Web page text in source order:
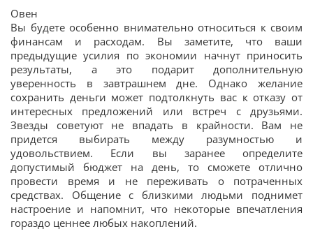
Овен
Вы будете особенно внимательно относиться к своим
финансам и расходам. Вы заметите, что ваши
предыдущие усилия по экономии начнут приносить
результаты, а это подарит дополнительную
уверенность в завтрашнем дне. Однако желание
сохранить деньги может подтолкнуть вас к отказу от
интересных предложений или встреч с друзьями.
Звезды советуют не впадать в крайности. Вам не
придется выбирать между разумностью и
удовольствием. Если вы заранее определите
допустимый бюджет на день, то сможете отлично
провести время и не переживать о потраченных
средствах. Общение с близкими людьми поднимет
настроение и напомнит, что некоторые впечатления
гораздо ценнее любых накоплений.